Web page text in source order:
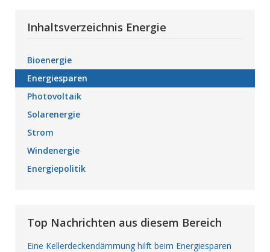
Inhaltsverzeichnis Energie
Bioenergie
Energiesparen
Photovoltaik
Solarenergie
Strom
Windenergie
Energiepolitik
Top Nachrichten aus diesem Bereich
Eine Kellerdeckendämmung hilft beim Energiesparen